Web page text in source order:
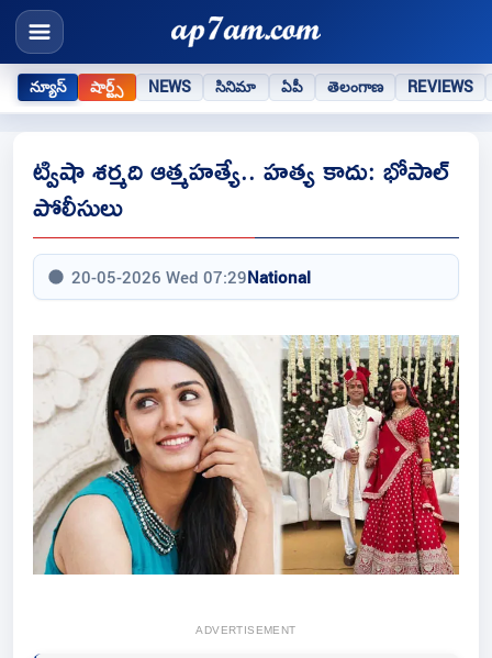
న్యూస్ షార్ట్స్ NEWS సినిమా ఏపీ తెలంగాణ REVIEWS
ట్విషా శర్మది ఆత్మహత్యే.. హత్య కాదు: భోపాల్
పోలీసులు
20-05-2026 Wed 07:29National
ADVERTISEMENT